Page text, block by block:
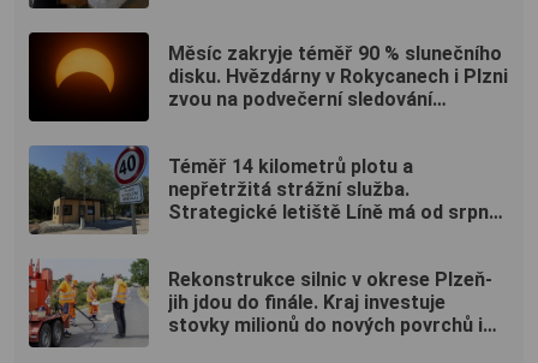
Měsíc zakryje téměř 90 % slunečního
disku. Hvězdárny v Rokycanech i Plzni
zvou na podvečerní sledování
Téměř 14 kilometrů plotu a
nepřetržitá strážní služba.
Strategické letiště Líně má od srpna
Rekonstrukce silnic v okrese Plzeň-
jih jdou do finále. Kraj investuje
stovky milionů do nových povrchů i